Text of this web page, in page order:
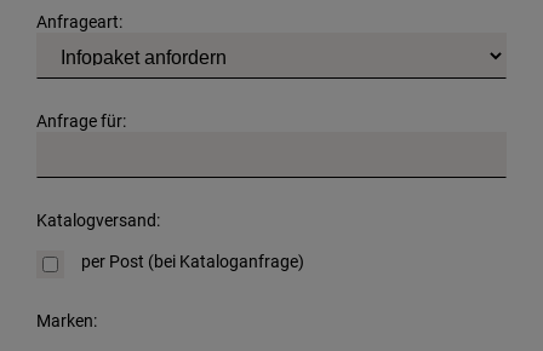
Anfrageart:
Anfrage für:
Katalogversand:
per Post (bei Kataloganfrage)
Marken: